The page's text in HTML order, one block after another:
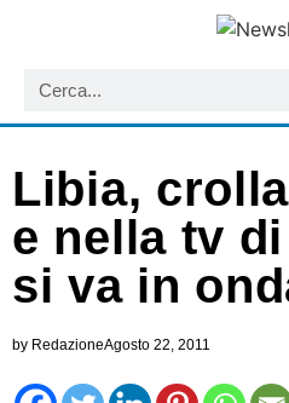
Libia,
e nella tv
si va in
by RedazioneAgosto 22, 2011